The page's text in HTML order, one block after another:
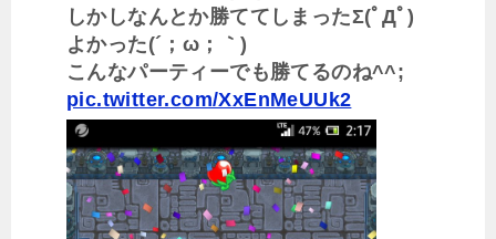
しかしなんとか勝ててしまったΣ(ﾟДﾟ)
よかった(´；ω；｀)
こんなパーティーでも勝てるのね^^;
pic.twitter.com/XxEnMeUUk2